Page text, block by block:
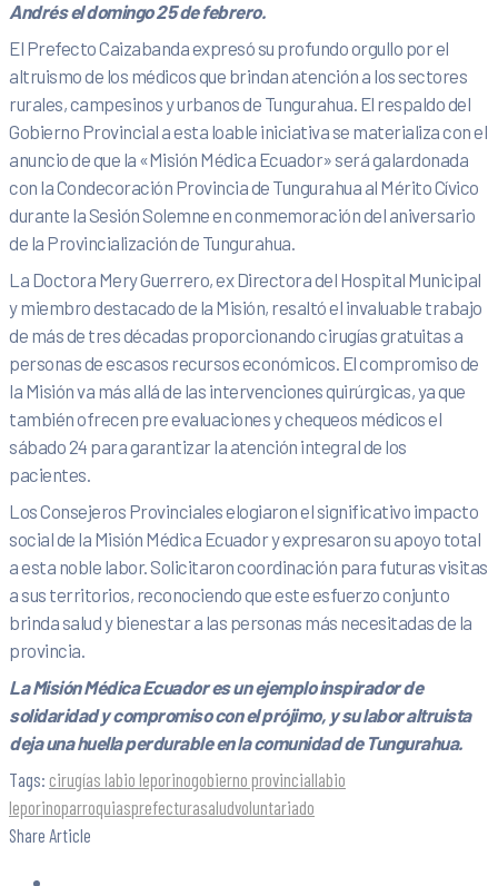
Andrés el domingo 25 de febrero.
El Prefecto Caizabanda expresó su profundo orgullo por el
altruismo de los médicos que brindan atención a los sectores
rurales, campesinos y urbanos de Tungurahua. El respaldo del
Gobierno Provincial a esta loable iniciativa se materializa con el
anuncio de que la «Misión Médica Ecuador» será galardonada
con la Condecoración Provincia de Tungurahua al Mérito Cívico
durante la Sesión Solemne en conmemoración del aniversario
de la Provincialización de Tungurahua.
La Doctora Mery Guerrero, ex Directora del Hospital Municipal
y miembro destacado de la Misión, resaltó el invaluable trabajo
de más de tres décadas proporcionando cirugías gratuitas a
personas de escasos recursos económicos. El compromiso de
la Misión va más allá de las intervenciones quirúrgicas, ya que
también ofrecen pre evaluaciones y chequeos médicos el
sábado 24 para garantizar la atención integral de los
pacientes.
Los Consejeros Provinciales elogiaron el significativo impacto
social de la Misión Médica Ecuador y expresaron su apoyo total
a esta noble labor. Solicitaron coordinación para futuras visitas
a sus territorios, reconociendo que este esfuerzo conjunto
brinda salud y bienestar a las personas más necesitadas de la
provincia.
La Misión Médica Ecuador es un ejemplo inspirador de
solidaridad y compromiso con el prójimo, y su labor altruista
deja una huella perdurable en la comunidad de Tungurahua.
Tags: cirugías labio leporinogobierno provinciallabio
leporinoparroquiasprefecturasaludvoluntariado
Share Article